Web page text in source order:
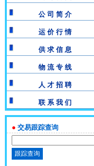
公 司 简 介
运 价 行 情
供 求 信 息
物 流 专 线
人 才 招 聘
联 系 我 们
● 交易跟踪查询